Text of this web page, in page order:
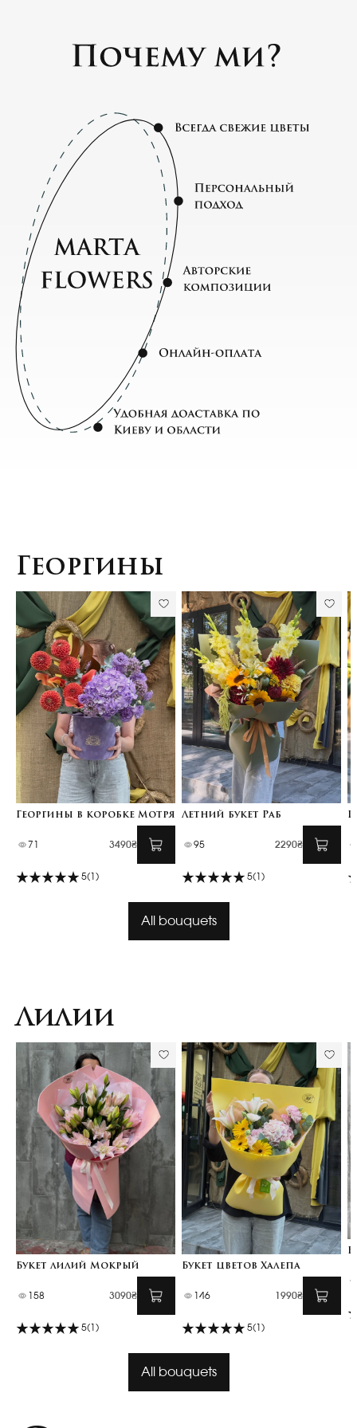
Георгины
Георгины в коробке Мотря
71 3490₴
5(1)
Летний букет Раб
95 2290₴
5(1)
All bouquets
Лилии
Букет лилий Мокрый
158 3090₴
5(1)
Букет цветов Халепа
146 1990₴
5(1)
All bouquets